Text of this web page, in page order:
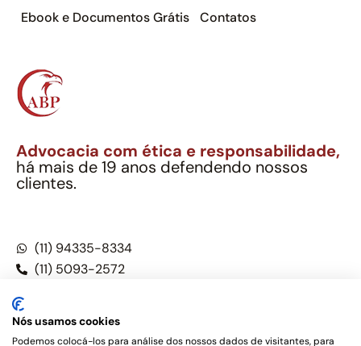
Ebook e Documentos Grátis
Contatos
Advocacia com ética e responsabilidade,
há mais de 19 anos defendendo nossos
clientes.
(11) 94335-8334
(11) 5093-2572
Nós usamos cookies
Podemos colocá-los para análise dos nossos dados de visitantes, para